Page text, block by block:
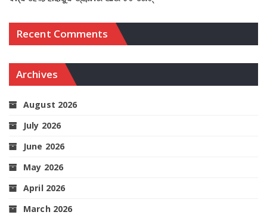
Recent Comments
Archives
August 2026
July 2026
June 2026
May 2026
April 2026
March 2026